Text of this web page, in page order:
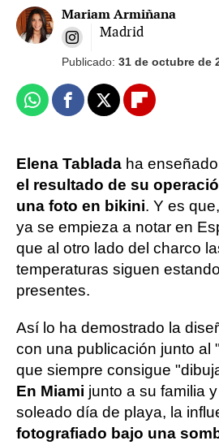
Mariam Armiñana
Madrid
Publicado: 31 de octubre de
WhatsappFacebook
X Flipboard
Elena Tablada ha
el resultado de su
una foto en bikini. Y es
ya se empieza a notar en
que al otro lado del charco
temperaturas siguen
presentes.
Así lo ha demostrado la
con una publicación junto al
que siempre consigue
En Miami junto a su familia
soleado día de playa, la
fotografiado bajo una